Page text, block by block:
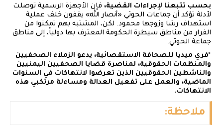
بحسب تتبعنا لإجراءات القضية، فإن الأجهزة الرسمية توصلت
لأدلة تؤكد أن جماعات الحوثي «أنصار الله» يقفون خلف عملية
استهداف رشا وزوجها محمود. لكن، المشتبه بهم تمكنوا من
الفرار من مناطق سيطرة الحكومة المعترف بها دولياً، إلى مناطق
جماعة الحوثي.
*فري ميديا للصحافة الاستقصائية، يدعو الزملاء الصحفيين
والمنظمات الحقوقية، لمناصرة قضايا الصحفيين اليمنيين
والناشطين الحقوقيين الذين تعرضوا لانتهاكات في السنوات
الماضية، والعمل على تفعيل العدالة ومساءلة مرتكبي هذه
الانتهاكات.
ملاحظة: